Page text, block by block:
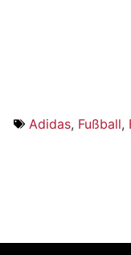
Adidas, Fußball,